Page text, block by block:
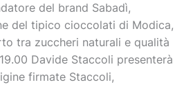
del brand Sabadì,
del tipico cioccolati di Modica,
tra zuccheri naturali e qualità
Davide Staccoli presenterà
firmate Staccoli,